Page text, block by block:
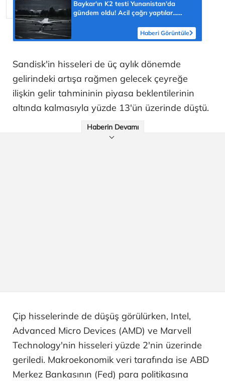
Baykar'ın K2 testi Yunanistan'da
gündem oldu! Acil çağrı yaptılar...
Haberi Görüntüle
Sandisk'in hisseleri de üç aylık dönemde
gelirindeki artışa rağmen gelecek çeyreğe
ilişkin gelir tahmininin piyasa beklentilerinin
altında kalmasıyla yüzde 13'ün üzerinde düştü.
Haberin Devamı
Çip hisselerinde de düşüş görülürken, Intel,
Advanced Micro Devices (AMD) ve Marvell
Technology'nin hisseleri yüzde 2'nin üzerinde
geriledi. Makroekonomik veri tarafında ise ABD
Merkez Bankasının (Fed) para politikasına